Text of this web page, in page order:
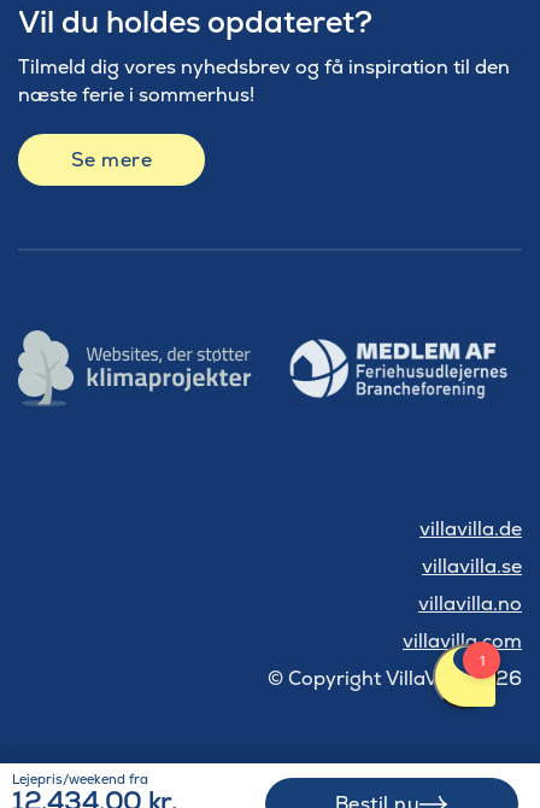
Vil du holdes opdateret?
Tilmeld dig vores nyhedsbrev og få inspiration til den
næste ferie i sommerhus!
Se mere
villavilla.de
villavilla.se
villavilla.no
villavilla.com
© Copyright VillaVilla 2026
Lejepris/weekend fra